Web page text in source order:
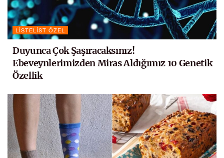
LISTELIST ÖZEL
Duyunca Çok Şaşıracaksınız!
Ebeveynlerimizden Miras Aldığımız 10 Genetik
Özellik